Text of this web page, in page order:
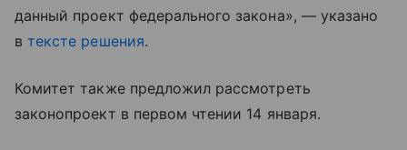
данный проект федерального закона», — указано
втексте решения.
Комитет также предложил рассмотреть
законопроект в первом чтении 14 января.